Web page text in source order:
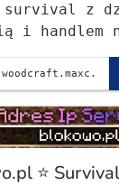
survival z
i handlem
Rekru
⭐